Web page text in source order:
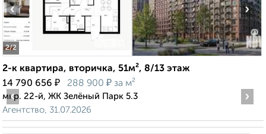
2/2
‹ ›
2-к квартира, вторичка, 51м², 8/13 этаж
14 790 656 ₽ 288 900 ₽ за м²
мкр. 22-й, ЖК Зелёный Парк 5.3
Агентство, 31.07.2026
‹ ›